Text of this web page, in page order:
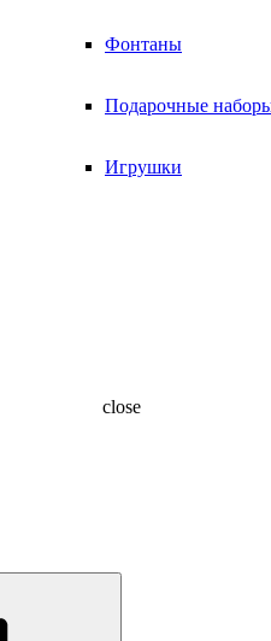
Фонтаны
Подарочные
Игрушки
close